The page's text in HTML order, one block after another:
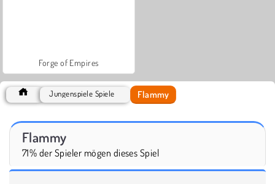
Forge of Empires
Jungenspiele Spiele Flammy
Flammy
71% der Spieler mögen dieses Spiel